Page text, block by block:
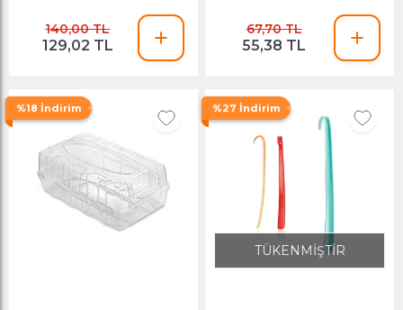
140,00 TL
129,02 TL
67,70 TL
55,38 TL
%18 İndirim %27 İndirim
TÜKENMİŞTİR